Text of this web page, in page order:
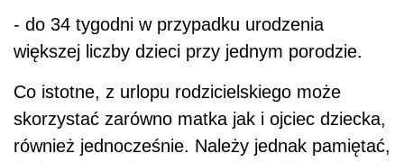
- do 34 tygodni w przypadku urodzenia
większej liczby dzieci przy jednym porodzie.
Co istotne, z urlopu rodzicielskiego może
skorzystać zarówno matka jak i ojciec dziecka,
również jednocześnie. Należy jednak pamiętać,